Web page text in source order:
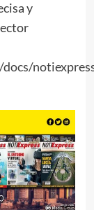
y